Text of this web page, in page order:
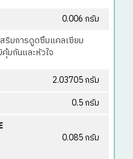
0.006 กรัม
ริมการดูดซึมแคลเซียม
มกันและหัวใจ
2.03705 กรัม
0.5 กรัม
0.085 กรัม